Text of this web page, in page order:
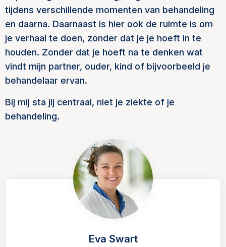
tijdens verschillende momenten van behandeling
en daarna. Daarnaast is hier ook de ruimte is om
je verhaal te doen, zonder dat je je hoeft in te
houden. Zonder dat je hoeft na te denken wat
vindt mijn partner, ouder, kind of bijvoorbeeld je
behandelaar ervan.
Bij mij sta jij centraal, niet je ziekte of je
behandeling.
Eva Swart